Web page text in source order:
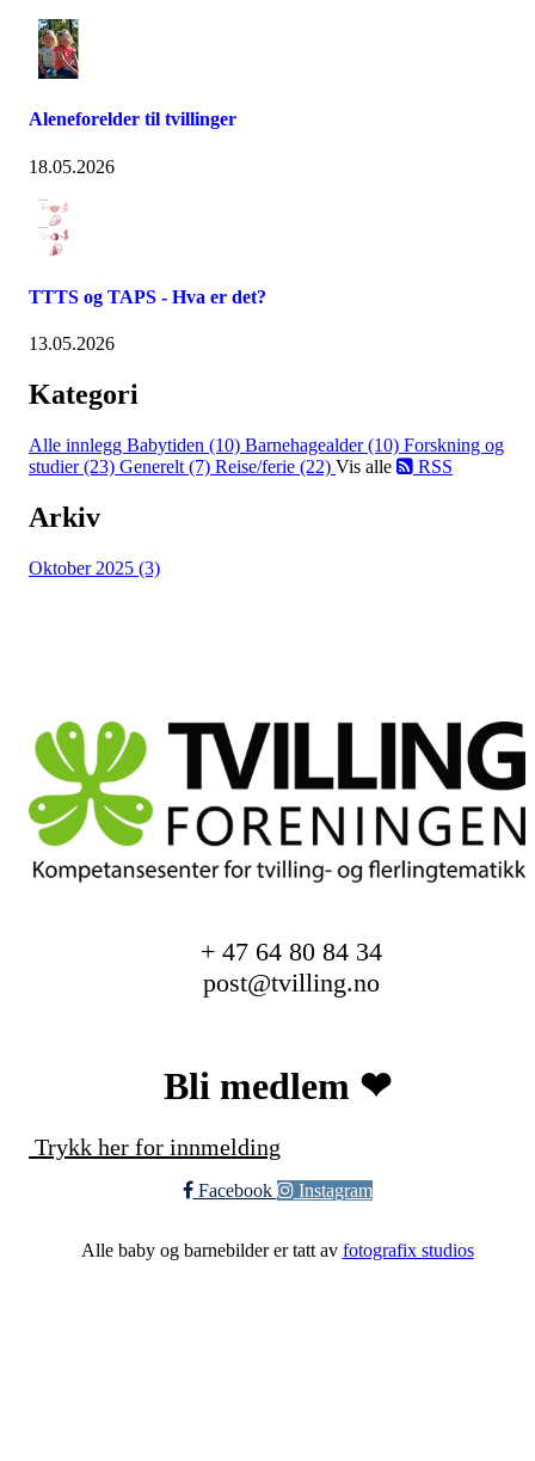
Aleneforelder til tvillinger
18.05.2026
TTTS og TAPS - Hva er det?
13.05.2026
Kategori
Alle innlegg Babytiden (10) Barnehagealder (10) Forskning og
studier (23) Generelt (7) Reise/ferie (22) Vis alle RSS
Arkiv
Oktober 2025 (3)
+ 47 64 80 84 34
post@tvilling.no
Bli medlem ❤︎
Trykk her for innmelding
Facebook Instagram
Alle baby og barnebilder er tatt av fotografix studios